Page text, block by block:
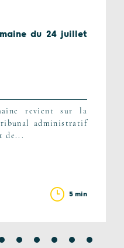
du 24 juillet
revient sur la
administratif
de...
5 min